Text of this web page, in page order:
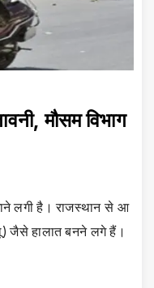
मौसम विभाग
लगी है। राजस्थान से आ
जैसे हालात बनने लगे हैं।